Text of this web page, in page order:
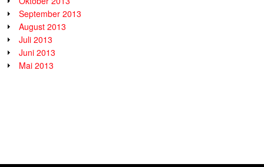
September 2013
August 2013
Juli 2013
Juni 2013
Mai 2013